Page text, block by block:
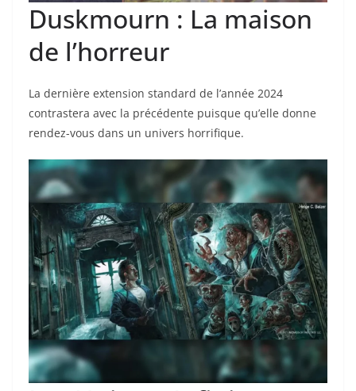
Duskmourn : La maison
de l’horreur
La dernière extension standard de l’année 2024
contrastera avec la précédente puisque qu’elle donne
rendez-vous dans un univers horrifique.